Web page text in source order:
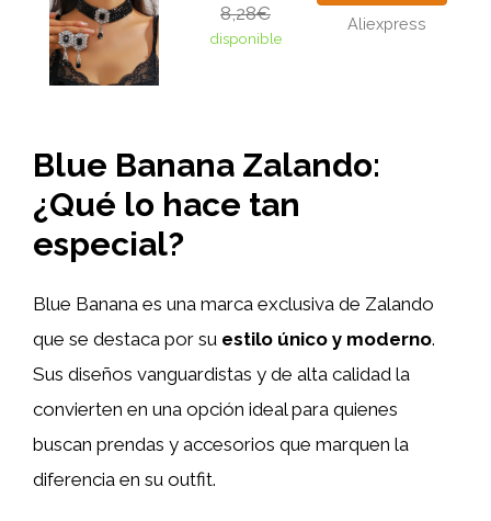
8,28€
disponible
Aliexpress
Blue Banana Zalando:
¿Qué lo hace tan
especial?
Blue Banana es una marca exclusiva de Zalando
que se destaca por su estilo único y moderno.
Sus diseños vanguardistas y de alta calidad la
convierten en una opción ideal para quienes
buscan prendas y accesorios que marquen la
diferencia en su outfit.